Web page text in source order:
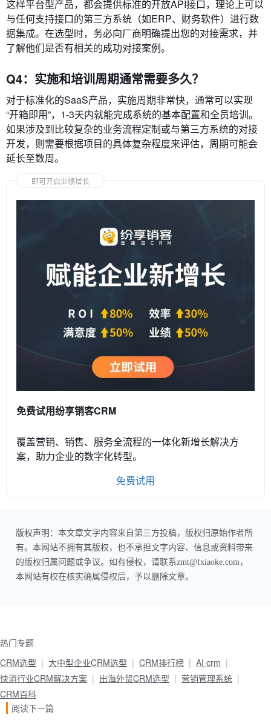
这样平台型产品，都会提供标准的开放API接口，理论上可以
与任何支持接口的第三方系统（如ERP、财务软件）进行数
据集成。在选型时，务必向厂商明确提出您的对接需求，并
了解他们是否有相关的成功对接案例。
Q4：实施和培训周期通常需要多久？
对于标准化的SaaS产品，实施周期非常快，通常可以实现
“开箱即用”，1-3天内就能完成系统的基本配置和全员培训。
如果涉及到比较复杂的业务流程定制或与第三方系统的对接
开发，则需要根据项目的具体复杂程度来评估，周期可能会
延长至数周。
即可开启业绩增长
免费试用纷享销客CRM
覆盖营销、销售、服务全流程的一体化新增长解决方
案，助力企业的数字化转型。
免费试用
版权声明：本文章文字内容来自第三方投稿，版权归原始作者所
有。本网站不拥有其版权，也不承担文字内容、信息或资料带来
的版权归属问题或争议。如有侵权，请联系zmt@fxiaoke.com，
本网站有权在核实确属侵权后，予以删除文章。
热门专题
CRM选型
大中型企业CRM选型 CRM排行榜
AI crm
快消行业CRM解决方案
出海外贸CRM选型
营销管理系统
CRM百科
阅读下一篇